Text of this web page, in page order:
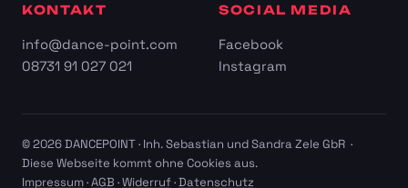
KONTAKT
info@dance-point.com
08731 91 027 021
SOCIAL MEDIA
Facebook
Instagram
© 2026 DANCEPOINT · Inh. Sebastian und Sandra Zele GbR ·
Diese Webseite kommt ohne Cookies aus.
Impressum·AGB ·Widerruf·Datenschutz